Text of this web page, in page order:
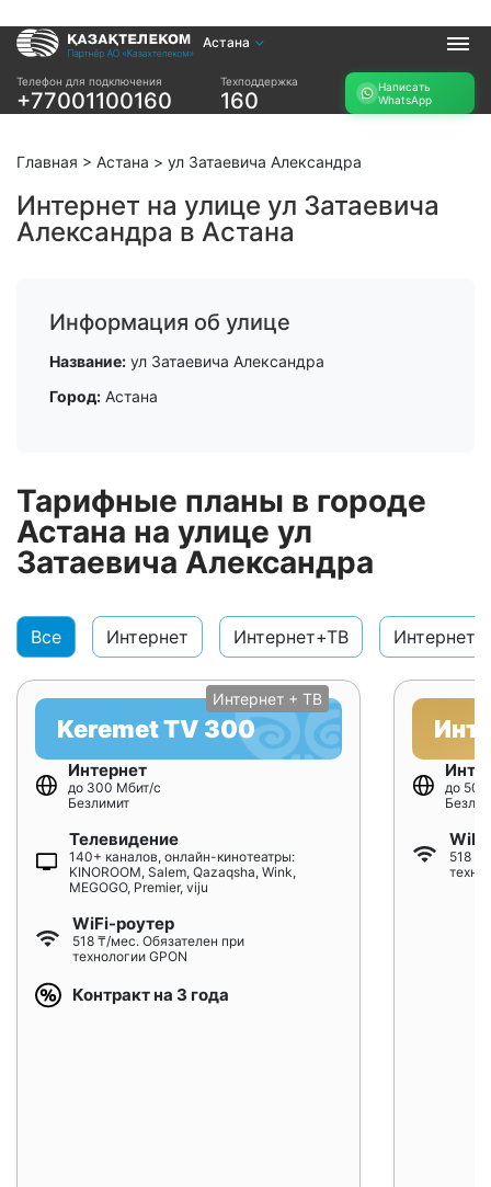
Астана
Телефон для подключения
+77001100160
Техподдержка
160
Написать
WhatsApp
Услуги
Интернет и ТВ в
Интернет и ТВ в
Интернет в офис
Прочее
возможность
названию ЖК
подбор тарифа
Подключиться к
Главная > Астана > ул Затаевича Александра
Интернет на улице ул Затаевича
Александра в Астана
Информация об улице
Название: ул Затаевича Александра
Город: Астана
Тарифные планы в городе
Астана на улице ул
Затаевича Александра
Все Интернет Интернет+ТВ
Интернет + ТВ
Keremet TV 300
Интернет
до 300 Мбит/с
Безлимит
Телевидение
140+ каналов, онлайн-кинотеатры:
KINOROOM, Salem, Qazaqsha, Wink,
MEGOGO, Premier, viju
WiFi-роутер
518 ₸/мес. Обязателен при
технологии GPON
Контракт на 3 года
до
518